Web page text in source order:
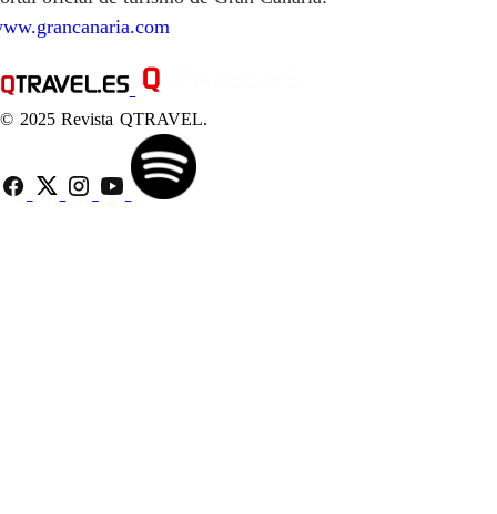
© 2025 Revista QTRAVEL.